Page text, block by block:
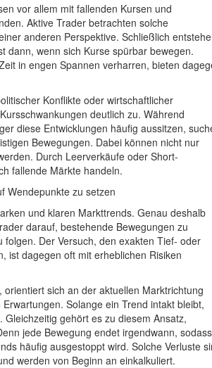
vor allem mit fallenden Kursen und
Aktive Trader betrachten solche
anderen Perspektive. Schließlich
dann, wenn sich Kurse spürbar bewegen.
in engen Spannen verharren, bieten
Konflikte oder wirtschaftlicher
deutlich zu. Während
diese Entwicklungen häufig aussitzen,
Bewegungen. Dabei können nicht nur
Durch Leerverkäufe oder Short-
fallende Märkte handeln.
Wendepunkte zu setzen
und klaren Markttrends. Genau deshalb
darauf, bestehende Bewegungen zu
folgen. Der Versuch, den exakten Tief- oder
ist dagegen oft mit erheblichen Risiken
sich an der aktuellen Marktrichtung
Solange ein Trend intakt bleibt,
Gleichzeitig gehört es zu diesem Ansatz,
jede Bewegung endet irgendwann, sodass
häufig ausgestoppt wird. Solche Verluste
werden von Beginn an einkalkuliert.